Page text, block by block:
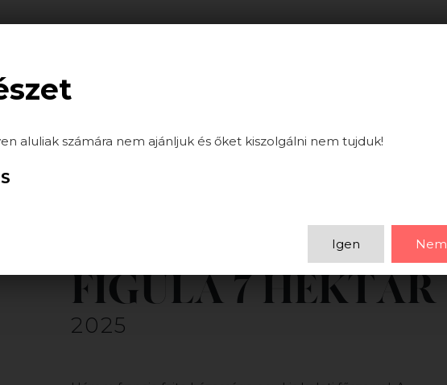
FIGULA 7 HEKTÁR
2025
aluliak számára nem ajánljuk és őket kiszolgálni nem tujduk!
Igen Nem